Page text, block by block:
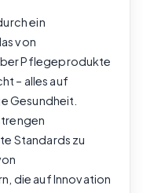
ein
von
Pflegeprodukte
– alles auf
Gesundheit.
Standards zu
die auf Innovation